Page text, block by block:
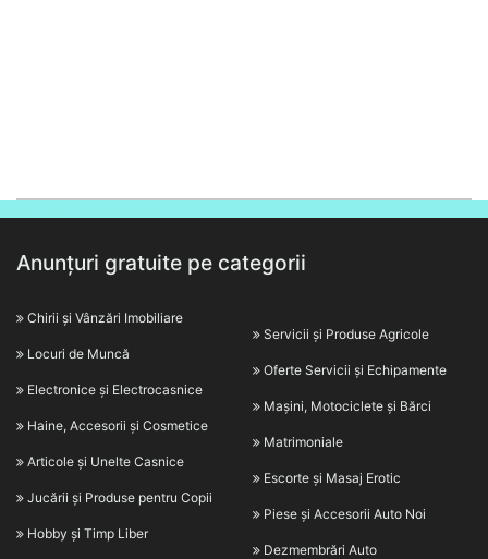
Anunțuri gratuite pe categorii
Chirii și Vânzări Imobiliare
Locuri de Muncă
Electronice și Electrocasnice
Haine, Accesorii și Cosmetice
Articole și Unelte Casnice
Jucării și Produse pentru Copii
Hobby și Timp Liber
Servicii și Produse Agricole
Oferte Servicii și Echipamente
Mașini, Motociclete și Bărci
Matrimoniale
Escorte și Masaj Erotic
Piese și Accesorii Auto Noi
Dezmembrări Auto